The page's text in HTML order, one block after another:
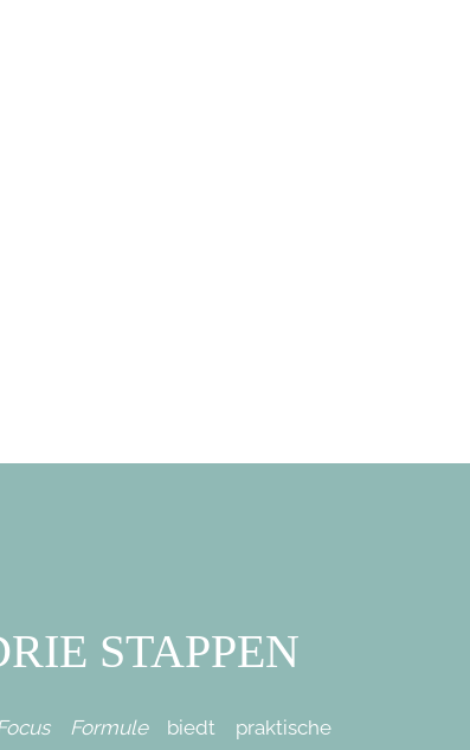
STAPPEN
Formulebiedt praktische